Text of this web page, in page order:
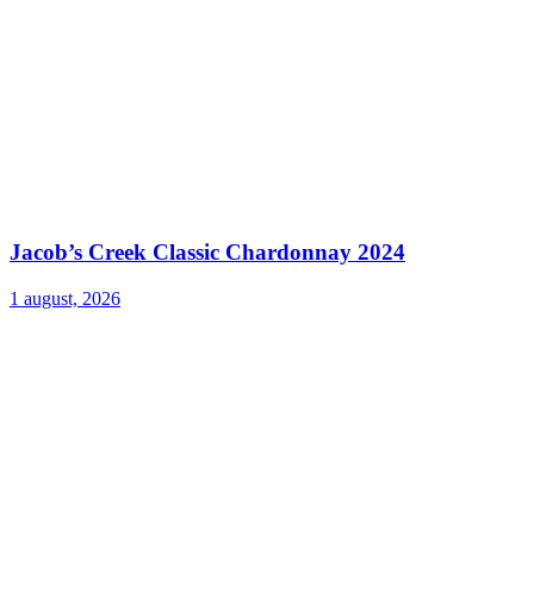
Jacob’s Creek Classic Chardonnay 2024
1 august, 2026